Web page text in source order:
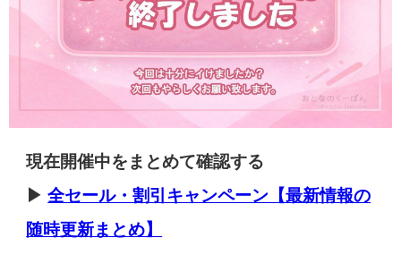
現在開催中をまとめて確認する
▶全セール・割引キャンペーン【最新情報の
随時更新まとめ】